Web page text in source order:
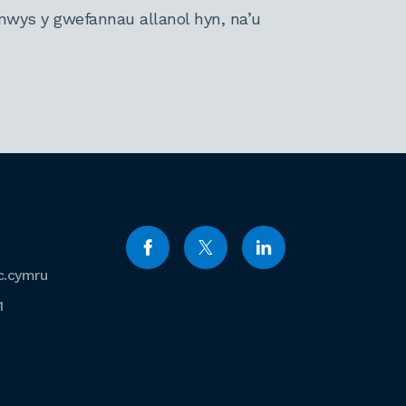
y gwefannau allanol hyn, na’u